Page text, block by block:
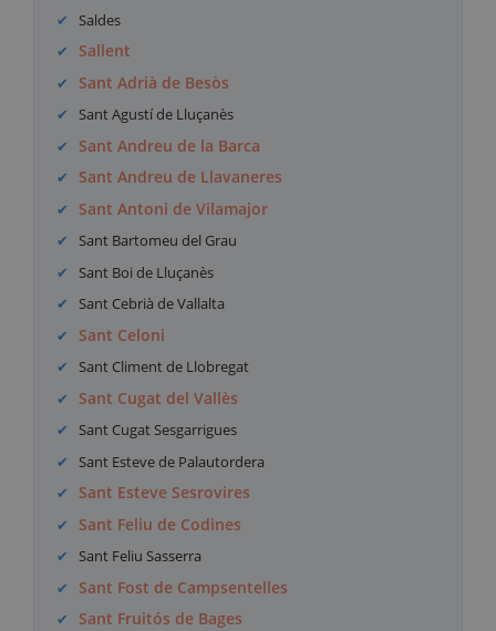
Saldes
Sallent
Sant Adrià de Besòs
Sant Agustí de Lluçanès
Sant Andreu de la Barca
Sant Andreu de Llavaneres
Sant Antoni de Vilamajor
Sant Bartomeu del Grau
Sant Boi de Lluçanès
Sant Cebrià de Vallalta
Sant Celoni
Sant Climent de Llobregat
Sant Cugat del Vallès
Sant Cugat Sesgarrigues
Sant Esteve de Palautordera
Sant Esteve Sesrovires
Sant Feliu de Codines
Sant Feliu Sasserra
Sant Fost de Campsentelles
Sant Fruitós de Bages